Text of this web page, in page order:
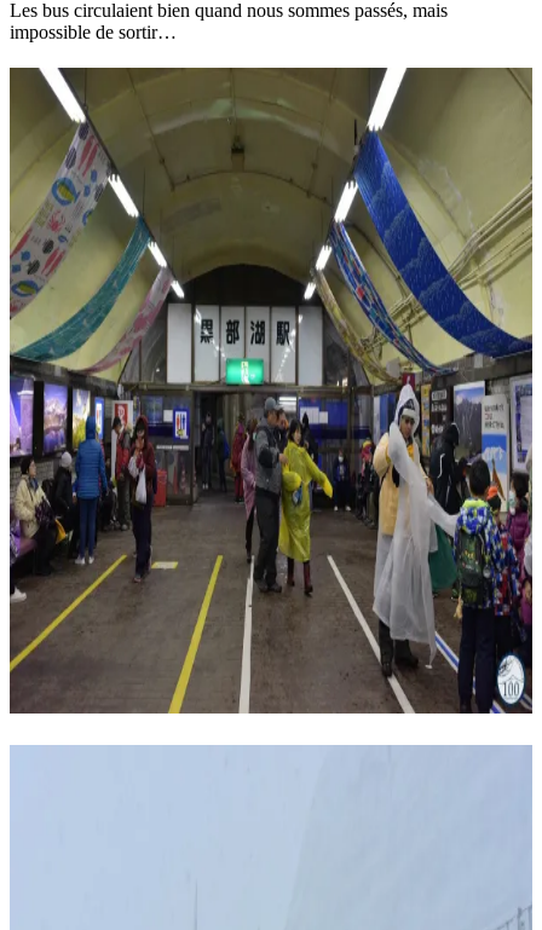
Les bus circulaient bien quand nous sommes passés, mais
impossible de sortir…